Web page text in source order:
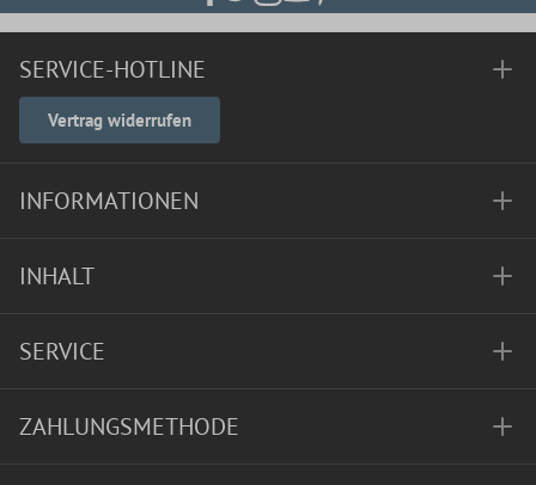
SERVICE-HOTLINE
Vertrag widerrufen
INFORMATIONEN
INHALT
SERVICE
ZAHLUNGSMETHODE